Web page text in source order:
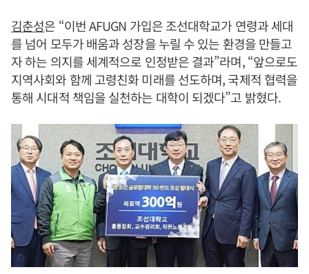
김춘성은 “이번 AFUGN 가입은 조선대학교가 연령과 세대
를 넘어 모두가 배움과 성장을 누릴 수 있는 환경을 만들고
자 하는 의지를 세계적으로 인정받은 결과”라며, “앞으로도
지역사회와 함께 고령친화 미래를 선도하며, 국제적 협력을
통해 시대적 책임을 실천하는 대학이 되겠다”고 밝혔다.